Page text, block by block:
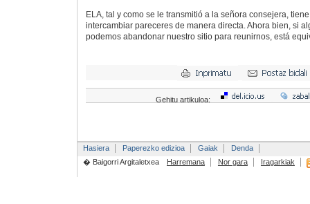
ELA, tal y como se le transmitió a la señora consejera,
intercambiar pareceres de manera directa. Ahora bien, si
podemos abandonar nuestro sitio para reunirnos, está
Gehitu artikuloa:
Hasiera Paperezko edizioa Gaiak
Denda
� Baigorri Argitaletxea
Harremana Nor gara Iragarkiak